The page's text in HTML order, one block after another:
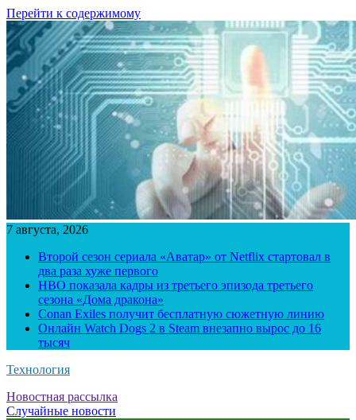
Перейти к содержимому
7 августа, 2026
Второй сезон сериала «Аватар» от Netflix стартовал в
два раза хуже первого
HBO показала кадры из третьего эпизода третьего
сезона «Дома дракона»
Conan Exiles получит бесплатную сюжетную линию
Онлайн Watch Dogs 2 в Steam внезапно вырос до 16
тысяч
Технология
Новостная рассылка
Случайные новости